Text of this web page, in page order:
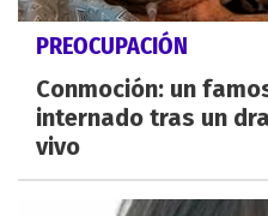
PREOCUPACIÓN
Conmoción: un
internado tras un
vivo